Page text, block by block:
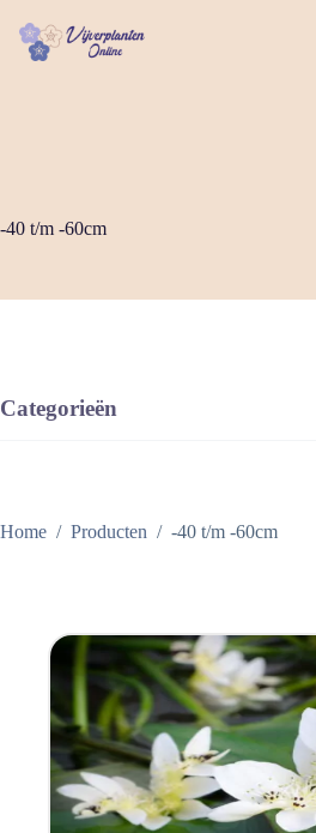
naar
-40 t/m -60cm
Home / Producten / -40 t/m -60cm
Categorieën